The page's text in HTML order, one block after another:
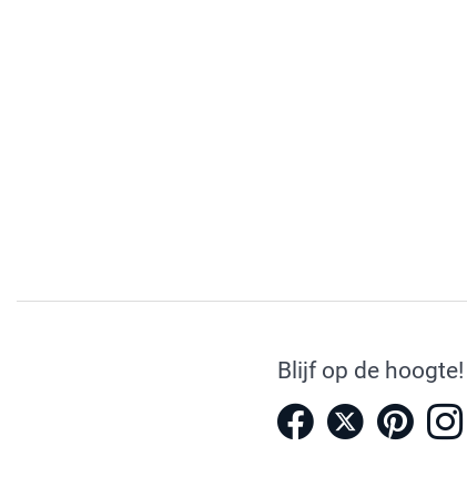
Blijf op de hoogte!